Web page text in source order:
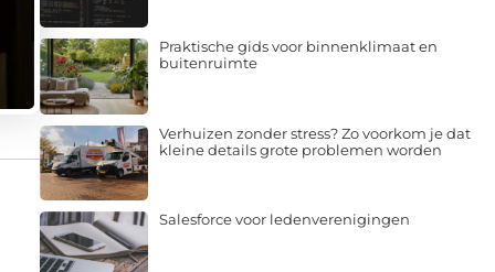
Praktische gids voor binnenklimaat en
buitenruimte
Verhuizen zonder stress? Zo voorkom je dat
kleine details grote problemen worden
Salesforce voor ledenverenigingen